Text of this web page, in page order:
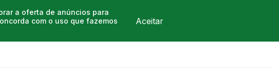
a oferta de anúncios para
com o uso que fazemos
Aceitar